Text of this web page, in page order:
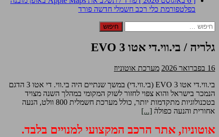
בפלטפורמת כלי רכב חשמלי חדשה פורד
חיפוש:
גלריה / בי.ווי.די אטו 3 EVO
16 בפברואר 2026
מערכת אוטוניוז
בי.ווי.די אטו 3 EVO (בי.ווי.די) במשך שנתיים היה בי.ווי. די אטו 3 הדגם
הנמכר בישראל והוא צפוי לחזור לשוק המקומי במהלך השנה מצויד
בטכנולוגיות מתקדמות יותר, כולל מערכת חשמלית 800 וולט, הנעה
אחורית והנעה כפולהֿ [...]
אוטוניוז, אתר הרכב המקצועי למנויים בלבד.